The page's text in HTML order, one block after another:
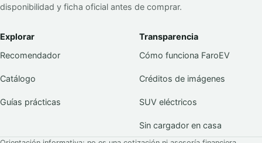
disponibilidad y ficha oficial antes de comprar.
Explorar
Recomendador
Catálogo
Guías prácticas
Transparencia
Cómo funciona FaroEV
Créditos de imágenes
SUV eléctricos
Sin cargador en casa